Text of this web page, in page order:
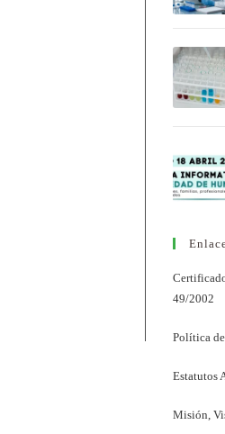
49/2002
Política
Estatutos
Misión,